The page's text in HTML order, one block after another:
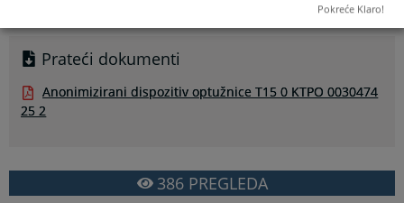
Prateći dokumenti
Anonimizirani dispozitiv optužnice T15 0 KTPO 0030474
25 2
386PREGLEDA
Pokreće Klaro!